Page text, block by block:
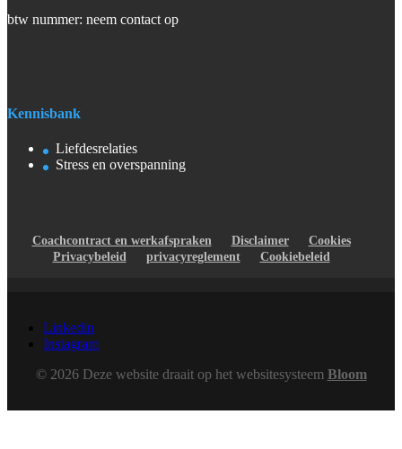
btw nummer: neem contact op
Kennisbank
Liefdesrelaties
Stress en overspanning
Coachcontract en werkafspraken Disclaimer
Cookies
Privacybeleid
privacyreglement Cookiebeleid
Linkedin
Instagram
© 2026 Deze website draait op het websitesysteem Bloom